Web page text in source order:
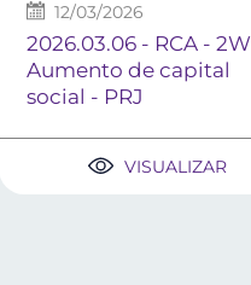
12/03/2026
2026.03.06 - RCA -
Aumento de capital
social - PRJ
VISUALIZAR